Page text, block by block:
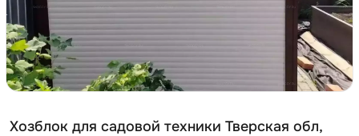
Хозблок для садовой техники Тверская обл,